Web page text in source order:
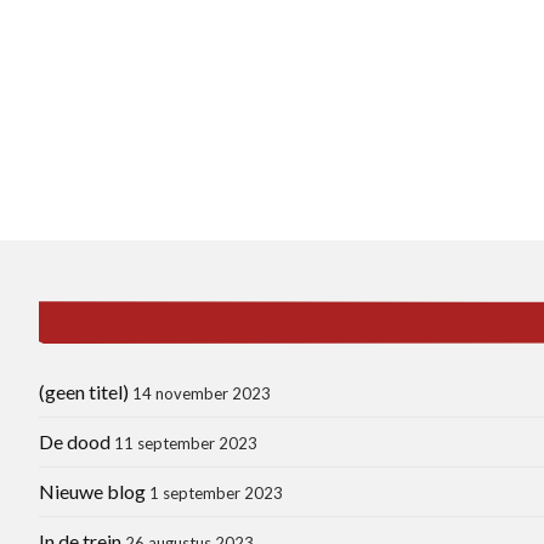
(geen titel) 14 november 2023
De dood 11 september 2023
Nieuwe blog 1 september 2023